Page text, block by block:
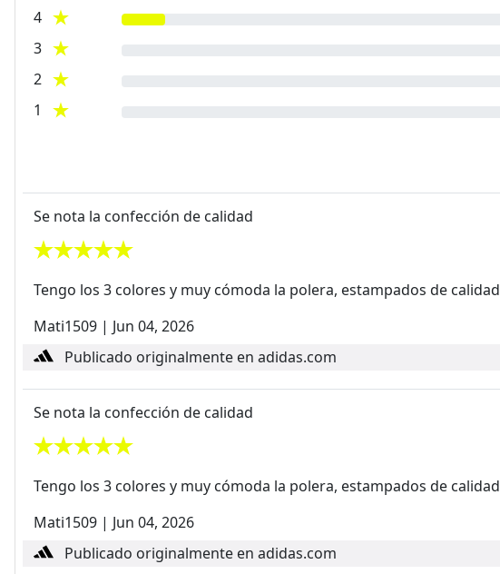
4
3
2
1
Se nota la confección de calidad
Tengo los 3 colores y muy cómoda la polera, estampados de calidad
Mati1509 | Jun 04, 2026
Publicado originalmente en adidas.com
Se nota la confección de calidad
Tengo los 3 colores y muy cómoda la polera, estampados de calidad
Mati1509 | Jun 04, 2026
Publicado originalmente en adidas.com